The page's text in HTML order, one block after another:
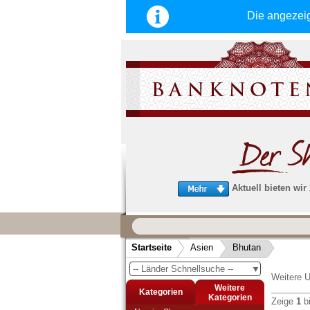
Die
Aktuell bieten wir
schnellen, sicheren und
Service
Schneller und sicherer Versand-
Bestellungen werktags bis 14:00 Uhr,
noch am selben Tag verschickt
(Versand mit DHL oder Deutsche Post)
Startseite Asien Bhutan
▼
-- Länder Schnellsuche --
Kategorien
Weitere
Kategorien
Weitere
Zeige 1